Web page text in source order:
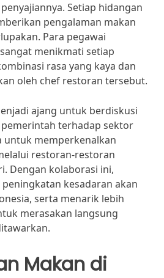
Setiap hidangan
pengalaman makan
Para pegawai
menikmati setiap
rasa yang kaya dan
oleh chef restoran tersebut.
ajang untuk berdiskusi
terhadap sektor
untuk memperkenalkan
restoran-restoran
Dengan kolaborasi ini,
kesadaran akan
serta menarik lebih
merasakan langsung
Makan di